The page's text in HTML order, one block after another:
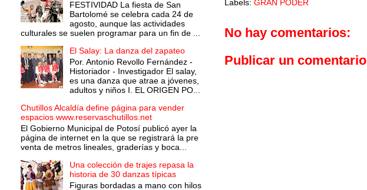
Labels: GRAN PODER
No hay comentarios:
Publicar un comentario
FESTIVIDAD La fiesta de San
Bartolomé se celebra cada 24 de
agosto, aunque las actividades
culturales se suelen programar para un fin de ...
El Salay: La danza del zapateo
Por. Antonio Revollo Fernández -
Historiador - Investigador El salay,
es una danza que atrae a jóvenes,
adultos y niños I. EL ORIGEN PO...
Chutillos Alcaldía define página para vender
espacios www.reservaschutillos.net
El Gobierno Municipal de Potosí publicó ayer la
página de internet en la que se registrará la pre
venta de metros lineales, graderías y boca...
Una colección de trajes repasa la
historia de 30 danzas típicas
Figuras bordadas a mano con hilos